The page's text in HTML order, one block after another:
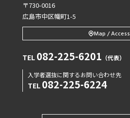
〒730-0016
広島市中区幟町1-5
Map / Access
TEL 082-225-6201 （代表）
入学者選抜に関するお問い合わせ先
TEL 082-225-6224